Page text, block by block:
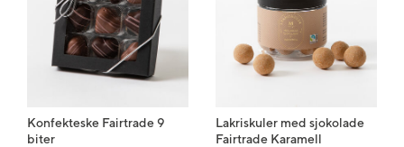
Konfekteske Fairtrade 9
biter
Lakriskuler med sjokolade
Fairtrade Karamell